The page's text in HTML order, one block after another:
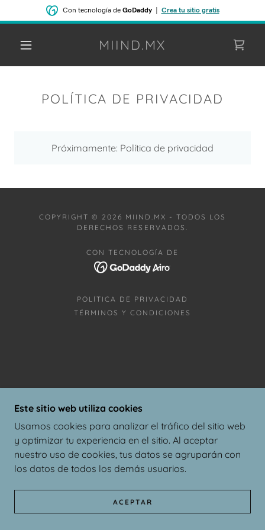
Con tecnología de GoDaddy| Crea tu sitio gratis
MIIND.MX
POLÍTICA DE PRIVACIDAD
Próximamente: Política de privacidad
COPYRIGHT © 2026 MIIND.MX - TODOS LOS
DERECHOS RESERVADOS.
CON TECNOLOGÍA DE
POLÍTICA DE PRIVACIDAD
TÉRMINOS Y CONDICIONES
Este sitio web utiliza cookies
Usamos cookies para analizar el tráfico del sitio web
y optimizar tu experiencia en el sitio. Al aceptar
nuestro uso de cookies, tus datos se agruparán con
los datos de todos los demás usuarios.
ACEPTAR